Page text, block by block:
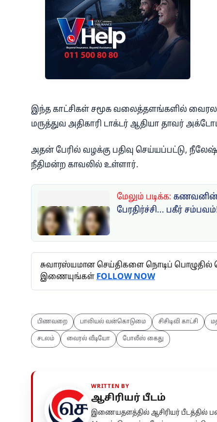
இந்த காட்சிகள் சமூக வலைத்தளங்களில்
மருத்துவ அதிகாரி டாக்டர் ஆதியா தாவர்
அதன் பேரில் வழக்கு பதிவு செய்யப்பட்டு,
நீதிமன்ற காவலில் உள்ளார்.
மேலும் படிக்க: கணவனின்
பேரதிர்ச்சி... பகீர்
சுவாரஸ்யமான செய்திகளை நொடிப் பொழுதில்
இணையுங்கள்FOLLOW NOW
பிணவறை பாலியல் வன்கொடுமை சிசிடிவி காட்சி
சடலம் வைரல் வீடியோ போலீஸ் கைது
WRITTEN BY
ஆசிரியர் பீடம்
இணையதளத்தில் ஆசிரியர் பீடத்தில்